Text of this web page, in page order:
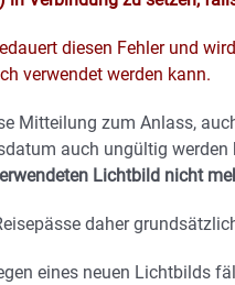
diesen Fehler und
verwendet werden kann.
Mitteilung zum Anlass,
auch ungültig
Lichtbild nicht
daher
eines neuen Lichtbilds